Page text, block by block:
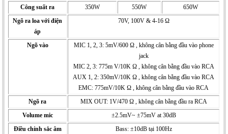
Công suất ra
350W 550W
650W
Ngõ ra loa với điện
áp
70V, 100V & 4-16 Ω
Ngõ vào
MIC 1, 2, 3: 5mV/600 Ω , không cân bằng đầu vào phone
jack
MIC 2, 3: 775m V/10K Ω , không cân bằng đầu vào RCA
AUX 1, 2: 350mV/10K Ω , không cân bằng đầu vào RCA
EMC: 775mV/10K Ω , không cân bằng đầu vào RCA
Ngõ ra
MIX OUT: 1V/470 Ω , không cân bằng đầu ra RCA
Volume mic
±2.5mV~ ±75mV at 30dB
Điều chỉnh sắc âm
Bass: ±10dB tại 100Hz